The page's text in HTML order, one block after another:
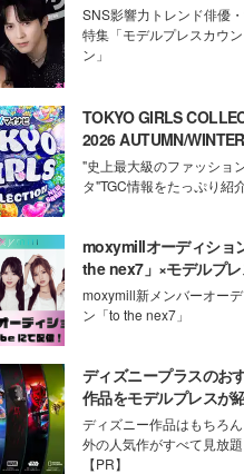
SNS影響力トレンド俳優
特集「モデルプレスカウ
ン」
TOKYO GIRLS
2026 AUTUMN/
デルプレス
"史上最大級のファッショ
タ"TGC情報をたっぷり紹
moxymillオーディショ
the nex7」×モデルプ
moxymill新メンバーオー
ン「to the nex7」
ディズニープラスのお
作品をモデルプレスが
ディズニー作品はもちろ
外の人気作がすべて見放題
【PR】